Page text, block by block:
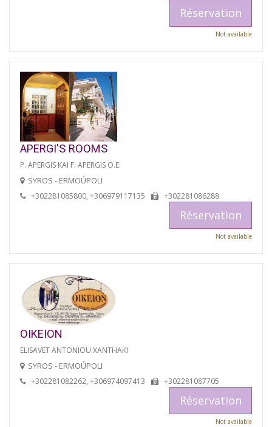
Réservation
Not available
APERGI'S ROOMS
P. APERGIS KAI F. APERGIS O.E.
SYROS - ERMOÚPOLI
+302281085800, +306979117135 +302281086288
Réservation
Not available
OIKEION
ELISAVET ANTONIOU XANTHAKI
SYROS - ERMOÚPOLI
+302281082262, +306974097413 +302281087705
Réservation
Not available